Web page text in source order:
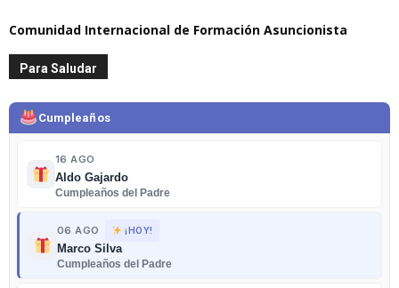
Comunidad Internacional de Formación Asuncionista
Para Saludar
Cumpleaños
16 AGO
Aldo Gajardo
Cumpleaños del Padre
06 AGO ¡HOY!
Marco Silva
Cumpleaños del Padre